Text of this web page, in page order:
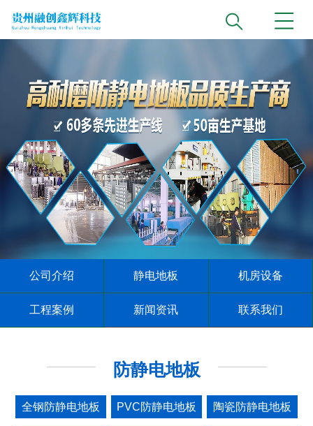
公司介绍 静电地板 机房设备
工程案例 新闻资讯 联系我们
防静电地板
全钢防静电地板 PVC防静电地板 陶瓷防静电地板